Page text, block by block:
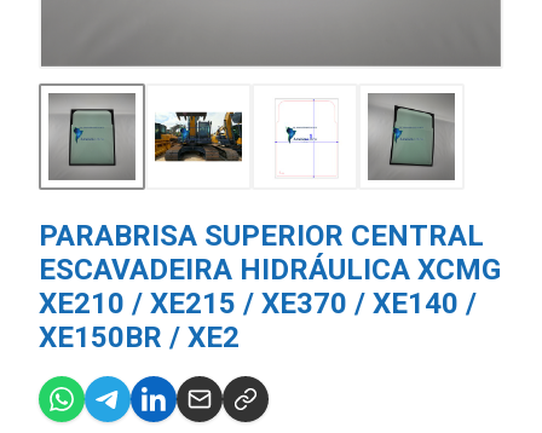
PARABRISA SUPERIOR CENTRAL
ESCAVADEIRA HIDRÁULICA XCMG
XE210 / XE215 / XE370 / XE140 /
XE150BR / XE2